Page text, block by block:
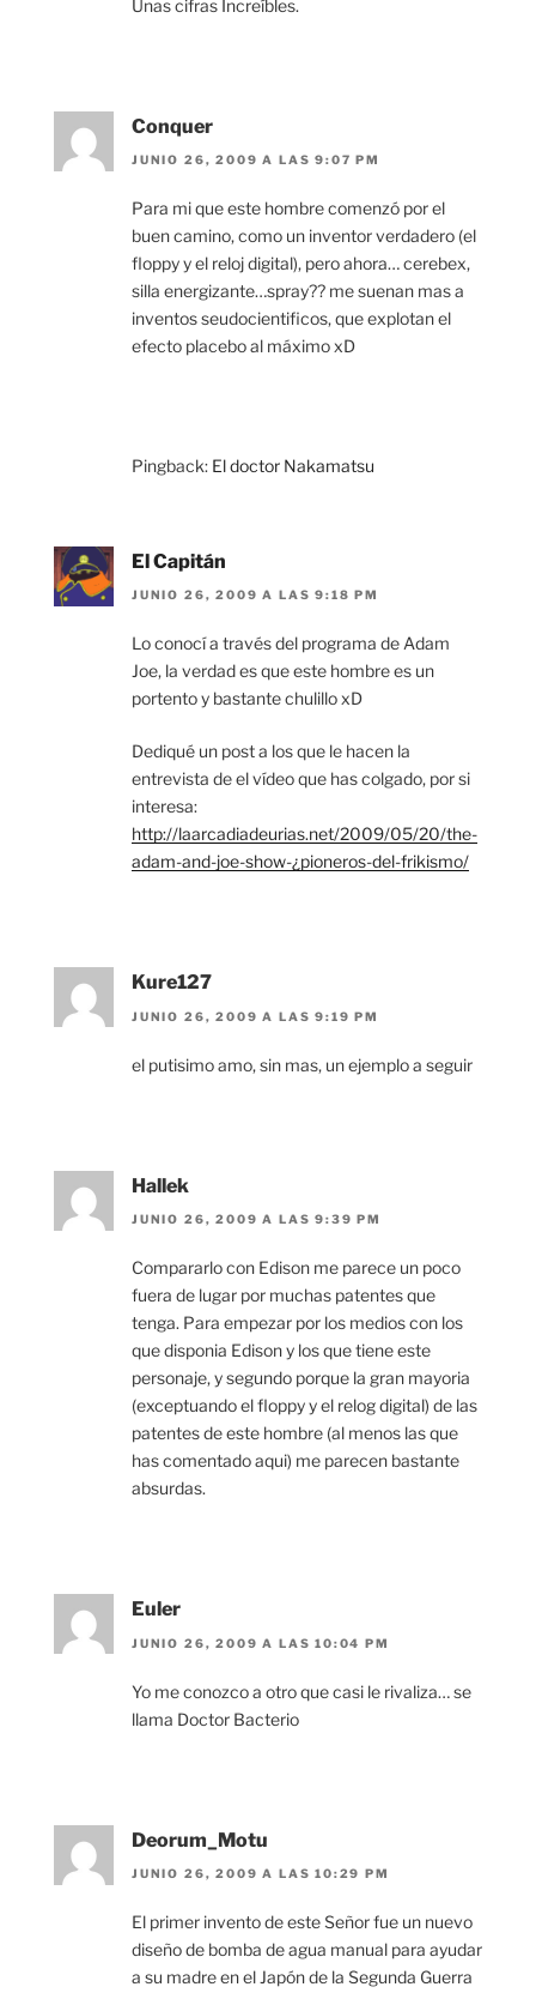
Unas cifras Increíbles.
Conquer
JUNIO 26, 2009 A LAS 9:07 PM
Para mi que este hombre comenzó por el
buen camino, como un inventor verdadero (el
floppy y el reloj digital), pero ahora… cerebex,
silla energizante…spray?? me suenan mas a
inventos seudocientificos, que explotan el
efecto placebo al máximo xD
Pingback: El doctor Nakamatsu
El Capitán
JUNIO 26, 2009 A LAS 9:18 PM
Lo conocí a través del programa de Adam
Joe, la verdad es que este hombre es un
portento y bastante chulillo xD
Dediqué un post a los que le hacen la
entrevista de el vídeo que has colgado, por si
interesa:
http://laarcadiadeurias.net/2009/05/20/the-
adam-and-joe-show-¿pioneros-del-frikismo/
Kure127
JUNIO 26, 2009 A LAS 9:19 PM
el putisimo amo, sin mas, un ejemplo a seguir
Hallek
JUNIO 26, 2009 A LAS 9:39 PM
Compararlo con Edison me parece un poco
fuera de lugar por muchas patentes que
tenga. Para empezar por los medios con los
que disponia Edison y los que tiene este
personaje, y segundo porque la gran mayoria
(exceptuando el floppy y el relog digital) de las
patentes de este hombre (al menos las que
has comentado aqui) me parecen bastante
absurdas.
Euler
JUNIO 26, 2009 A LAS 10:04 PM
Yo me conozco a otro que casi le rivaliza… se
llama Doctor Bacterio
Deorum_Motu
JUNIO 26, 2009 A LAS 10:29 PM
El primer invento de este Señor fue un nuevo
diseño de bomba de agua manual para ayudar
a su madre en el Japón de la Segunda Guerra